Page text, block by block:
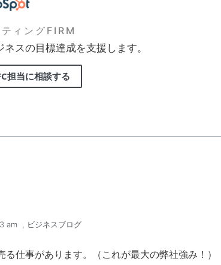
ィングFIRM
スの目標達成を支援します。
担当に相談する
am ビジネスブログ
仕事があります。（これが最大の弊社強み！）